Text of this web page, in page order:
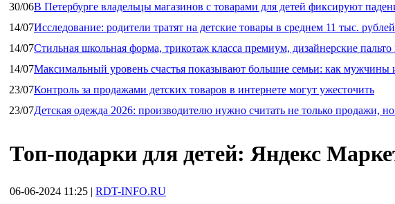
30/06В Петербурге владельцы магазинов с товарами для детей фиксируют
14/07Исследование: родители тратят на детские товары в среднем 11 тыс.
14/07Стильная школьная форма, трикотаж класса премиум, дизайнерские
14/07Максимальный уровень счастья показывают большие семьи: как
23/07Контроль за продажами детских товаров в интернете могут ужесточить
23/07Детская одежда 2026: производителю нужно считать не только продажи,
Топ-подарки для детей: Яндекс
06-06-2024 11:25 | RDT-INFO.RU